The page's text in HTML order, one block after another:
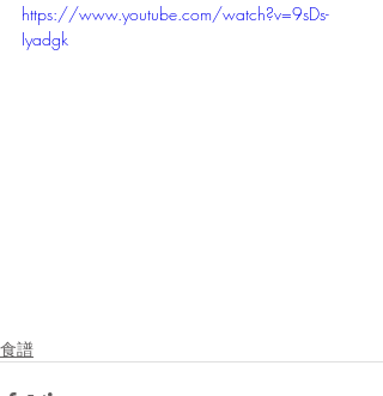
https://www.youtube.com/watch?v=9sDs-
Iyadgk
食譜